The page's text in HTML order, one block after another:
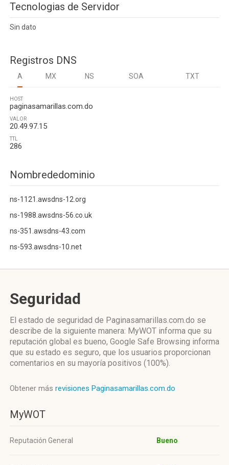
Tecnologias de Servidor
Sin dato
Registros DNS
A MX NS SOA TXT
HOST
paginasamarillas.com.do
VALOR
20.49.97.15
TTL
286
Nombrededominio
ns-1121.awsdns-12.org
ns-1988.awsdns-56.co.uk
ns-351.awsdns-43.com
ns-593.awsdns-10.net
Seguridad
El estado de seguridad de Paginasamarillas.com.do se
describe de la siguiente manera: MyWOT informa que su
reputación global es bueno, Google Safe Browsing informa
que su estado es seguro, que los usuarios proporcionan
comentarios en su mayoría positivos (100%).
Obtener más revisiones Paginasamarillas.com.do
MyWOT
Reputación General Bueno